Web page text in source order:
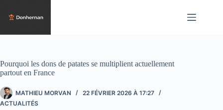
contenu
Pourquoi les dons de patates se multiplient actuellement
partout en France
MATHIEU MORVAN
22 FÉVRIER 2026 À 17:27
ACTUALITÉS